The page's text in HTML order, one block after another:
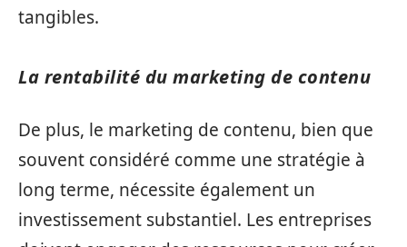
tangibles.
La rentabilité du marketing de contenu
De plus, le marketing de contenu, bien que
souvent considéré comme une stratégie à
long terme, nécessite également un
investissement substantiel. Les entreprises